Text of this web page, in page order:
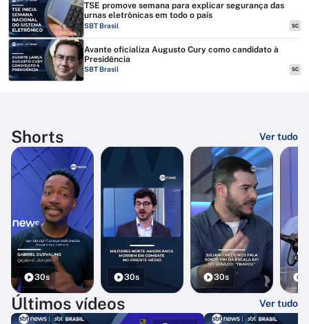
TSE promove semana para explicar segurança das
urnas eletrônicas em todo o país
SBT Brasil SC
Avante oficializa Augusto Cury como candidato à
Presidência
SBT Brasil SC
Shorts Ver tudo
30s 30s 30s
Últimos vídeos Ver tudo